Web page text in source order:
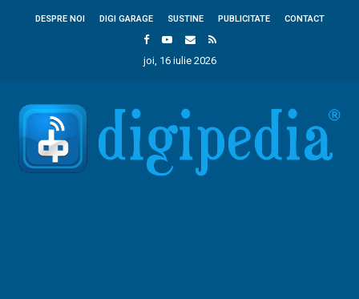
DESPRE NOI DIGI GARAGE SUSTINE PUBLICITATE CONTACT
joi, 16 iulie 2026